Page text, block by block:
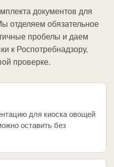
документов для
отделяем обязательное
пробелы и даем
к Роспотребнадзору,
проверке.
для киоска овощей
оставить без